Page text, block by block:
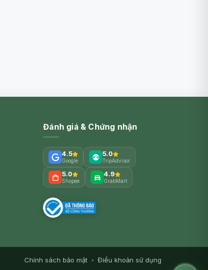
Đánh giá & Chứng nhận
4.5
Google
5.0
TripAdvisor
5.0
Shopee
4.9
GrabMart
Chính sách bảo mật • Điều khoản sử dụng